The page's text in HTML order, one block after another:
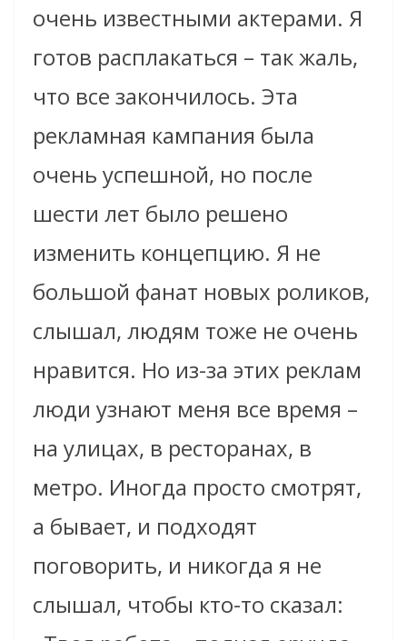
очень известными актерами. Я
готов расплакаться – так жаль,
что все закончилось. Эта
рекламная кампания была
очень успешной, но после
шести лет было решено
изменить концепцию. Я не
большой фанат новых роликов,
слышал, людям тоже не очень
нравится. Но из-за этих реклам
люди узнают меня все время –
на улицах, в ресторанах, в
метро. Иногда просто смотрят,
а бывает, и подходят
поговорить, и никогда я не
слышал, чтобы кто-то сказал: